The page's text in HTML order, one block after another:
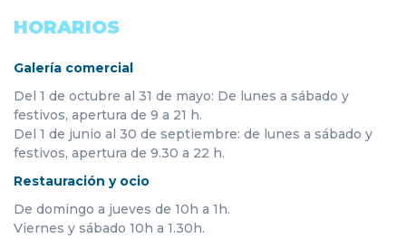
HORARIOS
Galería comercial
Del 1 de octubre al 31 de mayo: De lunes a sábado y
festivos, apertura de 9 a 21 h.
Del 1 de junio al 30 de septiembre: de lunes a sábado y
festivos, apertura de 9.30 a 22 h.
Restauración y ocio
De domingo a jueves de 10h a 1h.
Viernes y sábado 10h a 1.30h.